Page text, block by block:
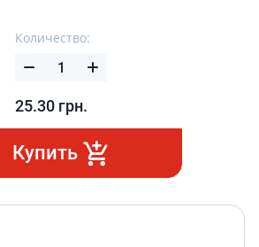
Количество:
25.30 грн.
Купить